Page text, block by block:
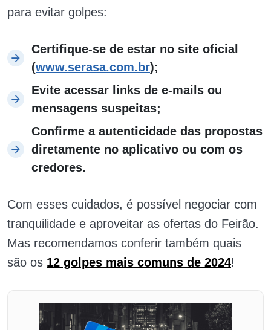
para evitar golpes:
Certifique-se de estar no site oficial
(www.serasa.com.br);
Evite acessar links de e-mails ou
mensagens suspeitas;
Confirme a autenticidade das propostas
diretamente no aplicativo ou com os
credores.
Com esses cuidados, é possível negociar com
tranquilidade e aproveitar as ofertas do Feirão.
Mas recomendamos conferir também quais
são os 12 golpes mais comuns de 2024!